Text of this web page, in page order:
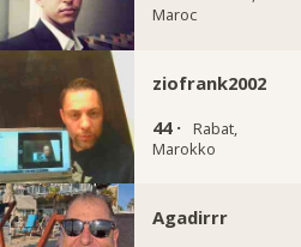
Maroc
ziofrank2002
44 ·
Rabat,
Marokko
Agadirrr